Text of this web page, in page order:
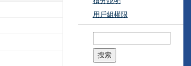
用戶組權限
搜索